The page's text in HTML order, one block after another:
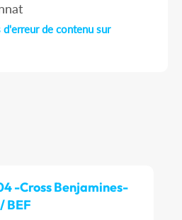
d'erreur de contenu sur
-Cross Benjamines-
BEF